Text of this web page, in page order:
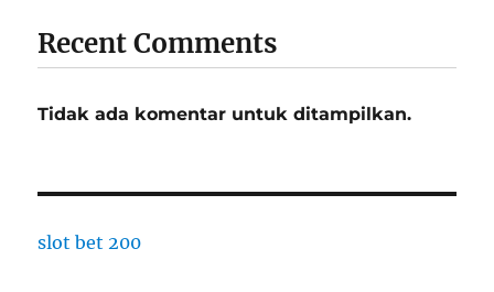
Recent Comments
Tidak ada komentar untuk ditampilkan.
slot bet 200